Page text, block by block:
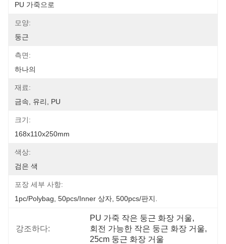
PU 가죽으로
모양:
둥근
측면:
하나의
재료:
금속, 유리, PU
크기:
168x110x250mm
색상:
검은 색
포장 세부 사항:
1pc/polybag, 50pcs/inner 상자, 500pcs/판지.
강조하다:
PU 가죽 작은 둥근 화장 거울,
회전 가능한 작은 둥근 화장 거울,
25cm 둥근 화장 거울